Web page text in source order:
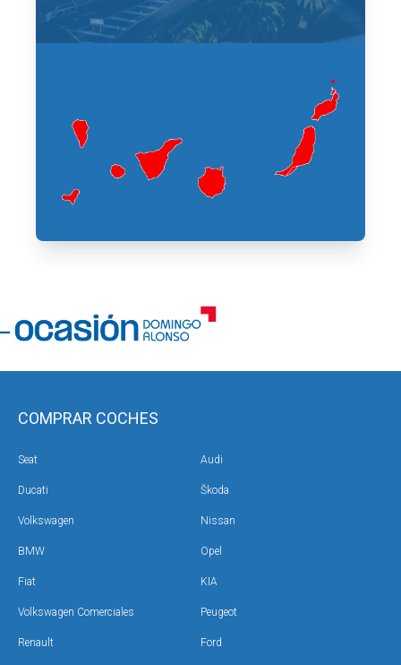
COMPRAR COCHES
Seat Audi
Ducati Škoda
Volkswagen Nissan
BMW Opel
Fiat KIA
Volkswagen Comerciales Peugeot
Renault Ford